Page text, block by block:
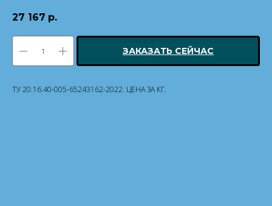
27 167 р.
ЗАКАЗАТЬ СЕЙЧАС
ТУ 20.16.40-005-65243162-2022. ЦЕНА ЗА КГ.